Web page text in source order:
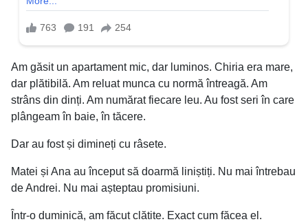
Am găsit un apartament mic, dar luminos. Chiria era mare,
dar plătibilă. Am reluat munca cu normă întreagă. Am
strâns din dinți. Am numărat fiecare leu. Au fost seri în care
plângeam în baie, în tăcere.
Dar au fost și dimineți cu râsete.
Matei și Ana au început să doarmă liniștiți. Nu mai întrebau
de Andrei. Nu mai așteptau promisiuni.
Într-o duminică, am făcut clătite. Exact cum făcea el.